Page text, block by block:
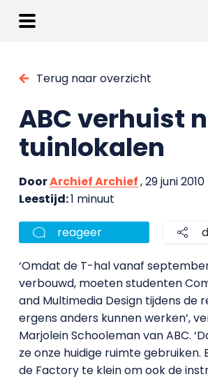
Terug naar overzicht
ABC verhuist
tuinlokalen
DoorArchief Archief, 29 juni 2010
Leestijd:1 minuut
reageer
‘Omdat de T-hal vanaf
verbouwd, moeten studenten
and Multimedia Design tijdens de
ergens anders kunnen werken’,
Marjolein Schooleman van ABC.
ze onze huidige ruimte gebruiken.
de Factory te klein om ook de